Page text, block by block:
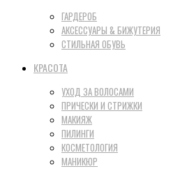
ГАРДЕРОБ
АКСЕССУАРЫ & БИЖУТЕРИЯ
СТИЛЬНАЯ ОБУВЬ
КРАСОТА
УХОД ЗА ВОЛОСАМИ
ПРИЧЕСКИ И СТРИЖКИ
МАКИЯЖ
ПИЛИНГИ
КОСМЕТОЛОГИЯ
МАНИКЮР